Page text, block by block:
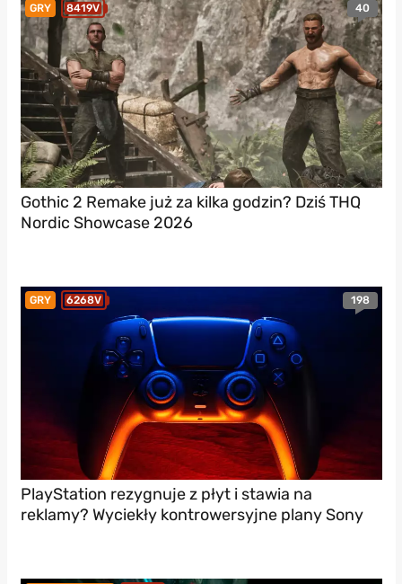
GRY 8419V 40
Gothic 2 Remake już za kilka godzin? Dziś THQ
Nordic Showcase 2026
GRY 6268V 198
PlayStation rezygnuje z płyt i stawia na
reklamy? Wyciekły kontrowersyjne plany Sony